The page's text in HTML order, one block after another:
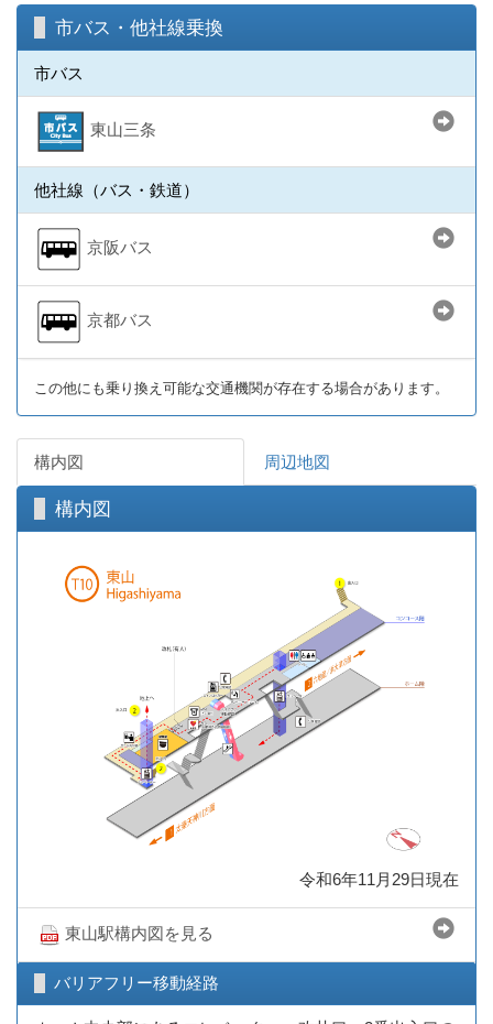
市バス・他社線乗換
市バス
東山三条
他社線（バス・鉄道）
京阪バス
京都バス
この他にも乗り換え可能な交通機関が存在する場合があります。
構内図 周辺地図
構内図
令和6年11月29日現在
東山駅構内図を見る
バリアフリー移動経路